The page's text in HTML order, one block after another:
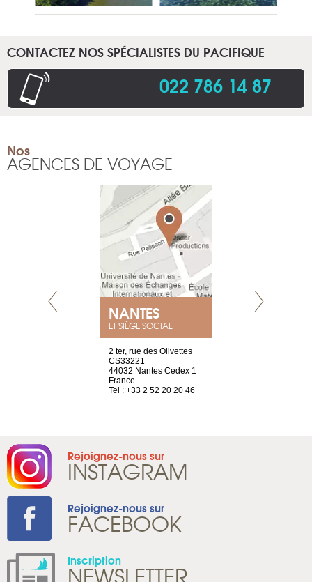
CONTACTEZ NOS SPÉCIALISTES DU PACIFIQUE
022 786 14 87.
Nos
AGENCES DE VOYAGE
NANTES
ET SIÈGE SOCIAL
2 ter, rue des Olivettes
CS33221
44032 Nantes Cedex 1
France
Tel : +33 2 52 20 20 46
Rejoignez-nous sur
INSTAGRAM
Rejoignez-nous sur
FACEBOOK
Inscription
NEWSLETTER